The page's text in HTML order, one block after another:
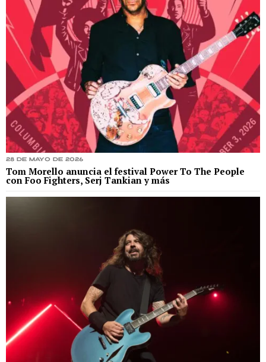
28 de mayo de 2026
Tom Morello anuncia el festival Power To The People
con Foo Fighters, Serj Tankian y más